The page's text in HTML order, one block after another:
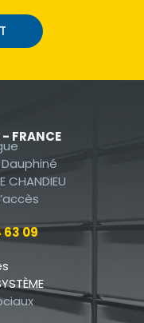
FRANCE
CHANDIEU
63 09